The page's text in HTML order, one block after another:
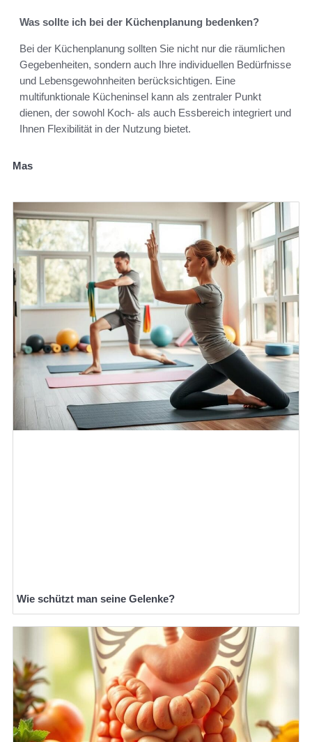
Was sollte ich bei der Küchenplanung bedenken?
Bei der Küchenplanung sollten Sie nicht nur die räumlichen
Gegebenheiten, sondern auch Ihre individuellen Bedürfnisse
und Lebensgewohnheiten berücksichtigen. Eine
multifunktionale Kücheninsel kann als zentraler Punkt
dienen, der sowohl Koch- als auch Essbereich integriert und
Ihnen Flexibilität in der Nutzung bietet.
Mas
Wie schützt man seine Gelenke?